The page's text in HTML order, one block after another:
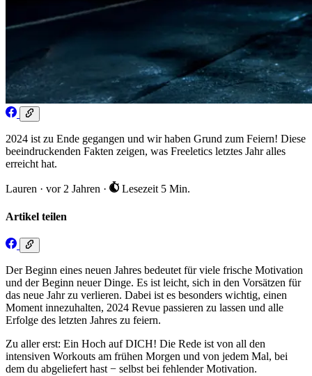
2024 ist zu Ende gegangen und wir haben Grund zum Feiern! Diese
beeindruckenden Fakten zeigen, was Freeletics letztes Jahr alles
erreicht hat.
Lauren · vor 2 Jahren · Lesezeit 5 Min.
Artikel teilen
Der Beginn eines neuen Jahres bedeutet für viele frische Motivation
und der Beginn neuer Dinge. Es ist leicht, sich in den Vorsätzen für
das neue Jahr zu verlieren. Dabei ist es besonders wichtig, einen
Moment innezuhalten, 2024 Revue passieren zu lassen und alle
Erfolge des letzten Jahres zu feiern.
Zu aller erst: Ein Hoch auf DICH! Die Rede ist von all den
intensiven Workouts am frühen Morgen und von jedem Mal, bei
dem du abgeliefert hast − selbst bei fehlender Motivation.